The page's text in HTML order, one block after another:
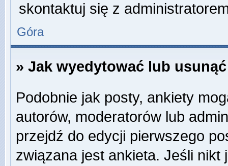
skontaktuj się z
Góra
» Jak wyedytować lub
Podobnie jak posty, ankiety
autorów, moderatorów lub
przejdź do edycji pierwszego
związana jest ankieta. Jeśli nikt